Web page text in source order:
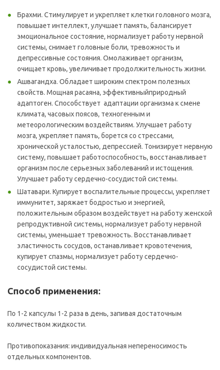
Брахми. Стимулирует и укрепляет клетки головного мозга,
повышает интеллект, улучшает память, балансирует
эмоциональное состояние, нормализует работу нервной
системы, снимает головные боли, тревожность и
депрессивные состояния. Омолаживает организм,
очищает кровь, увеличивает продолжительность жизни.
Ашвагандха. Обладает широким спектром полезных
свойств. Мощная расаяна, эффективныйприродный
адаптоген. Способствует адаптации организма к смене
климата, часовых поясов, техногенным и
метеорологическим воздействиям. Улучшает работу
мозга, укрепляет память, борется со стрессами,
хронической усталостью, депрессией. Тонизирует нервную
систему, повышает работоспособность, восстанавливает
организм после серьезных заболеваний и истощения.
Улучшает работу сердечно-сосудистой системы.
Шатавари. Купирует воспалительные процессы, укрепляет
иммунитет, заряжает бодростью и энергией,
положительным образом воздействует на работу женской
репродуктивной системы, нормализует работу нервной
системы, уменьшает тревожность. Восстанавливает
эластичность сосудов, останавливает кровотечения,
купирует спазмы, нормализует работу сердечно-
сосудистой системы.
Способ применения:
По 1-2 капсулы 1-2 раза в день, запивая достаточным
количеством жидкости.
Противопоказания: индивидуальная непереносимость
отдельных компонентов.